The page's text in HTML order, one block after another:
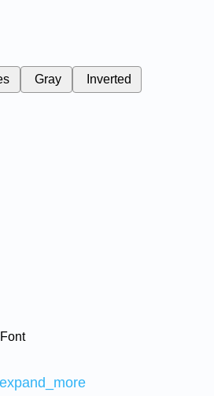
Gray Inverted
expand_more